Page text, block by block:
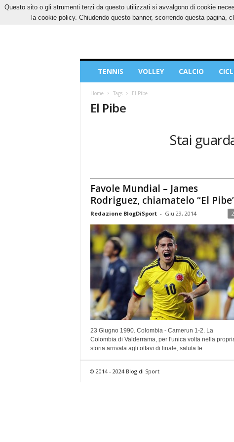
SABATO, 8 AGOSTO 2026 CONTATTI COOKIES
Sport
TENNIS VOLLEY CALCIO
Home Tags El Pibe
El Pibe
Stai
Favole Mundial – James
Rodriguez, chiamatelo “El
Redazione BlogDiSport - Giu 29, 2014 2
23 Giugno 1990. Colombia - Camerun 1-2. La
Colombia di Valderrama, per l'unica volta nella
storia arrivata agli ottavi di finale, saluta le...
© 2014 - 2024 Blog di Sport
Questo sito o gli strumenti terzi da questo utilizzati si avvalgono di cookie
la cookie policy. Chiudendo questo banner, scorrendo questa